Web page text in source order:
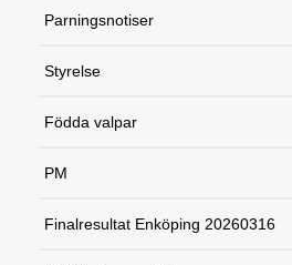
Parningsnotiser
Styrelse
Födda valpar
PM
Finalresultat Enköping 20260316